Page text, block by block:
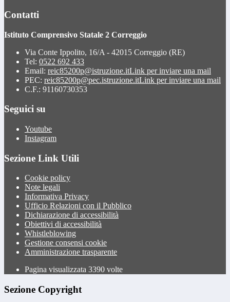
Contatti
Istituto Comprensivo Statale 2 Correggio
Via Conte Ippolito, 16/A - 42015 Correggio (RE)
Tel: 0522 692 433
Email: reic85200p@istruzione.itLink per inviare una mail
PEC: reic85200p@pec.istruzione.itLink per inviare una mail
C.F.: 91160730353
Seguici su
Youtube
Instagram
Sezione Link Utili
Cookie policy
Note legali
Informativa Privacy
Ufficio Relazioni con il Pubblico
Dichiarazione di accessibilità
Obiettivi di accessibilità
Whistleblowing
Gestione consensi cookie
Amministrazione trasparente
Pagina visualizzata 3390 volte
Sezione Copyright